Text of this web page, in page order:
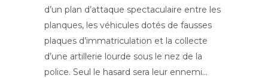
d’un plan d’attaque spectaculaire entre les
planques, les véhicules dotés de fausses
plaques d’immatriculation et la collecte
d’une artillerie lourde sous le nez de la
police. Seul le hasard sera leur ennemi…